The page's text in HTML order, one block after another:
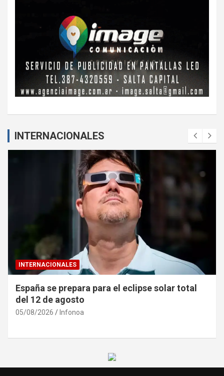
INTERNACIONALES
INTERNACIONALES
España se prepara para el eclipse solar total
del 12 de agosto
05/08/2026 Infonoa